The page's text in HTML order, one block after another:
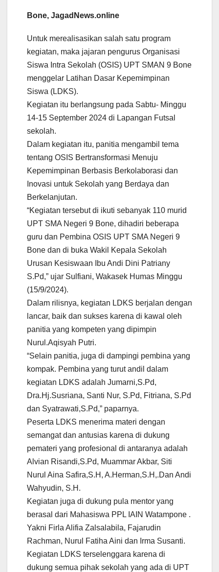
Bone, JagadNews.online
Untuk merealisasikan salah satu program
kegiatan, maka jajaran pengurus Organisasi
Siswa Intra Sekolah (OSIS) UPT SMAN 9 Bone
menggelar Latihan Dasar Kepemimpinan
Siswa (LDKS).
Kegiatan itu berlangsung pada Sabtu- Minggu
14-15 September 2024 di Lapangan Futsal
sekolah.
Dalam kegiatan itu, panitia mengambil tema
tentang OSIS Bertransformasi Menuju
Kepemimpinan Berbasis Berkolaborasi dan
Inovasi untuk Sekolah yang Berdaya dan
Berkelanjutan.
“Kegiatan tersebut di ikuti sebanyak 110 murid
UPT SMA Negeri 9 Bone, dihadiri beberapa
guru dan Pembina OSIS UPT SMA Negeri 9
Bone dan di buka Wakil Kepala Sekolah
Urusan Kesiswaan Ibu Andi Dini Patriany
S.Pd,” ujar Sulfiani, Wakasek Humas Minggu
(15/9/2024).
Dalam rilisnya, kegiatan LDKS berjalan dengan
lancar, baik dan sukses karena di kawal oleh
panitia yang kompeten yang dipimpin
Nurul.Aqisyah Putri.
“Selain panitia, juga di dampingi pembina yang
kompak. Pembina yang turut andil dalam
kegiatan LDKS adalah Jumarni,S.Pd,
Dra.Hj.Susriana, Santi Nur, S.Pd, Fitriana, S.Pd
dan Syatrawati,S.Pd,” paparnya.
Peserta LDKS menerima materi dengan
semangat dan antusias karena di dukung
pemateri yang profesional di antaranya adalah
Alvian Risandi,S.Pd, Muammar Akbar, Siti
Nurul Aina Safira,S.H, A.Herman,S.H,.Dan Andi
Wahyudin, S.H.
Kegiatan juga di dukung pula mentor yang
berasal dari Mahasiswa PPL IAIN Watampone .
Yakni Firla Alifia Zalsalabila, Fajarudin
Rachman, Nurul Fatiha Aini dan Irma Susanti.
Kegiatan LDKS terselenggara karena di
dukung semua pihak sekolah yang ada di UPT